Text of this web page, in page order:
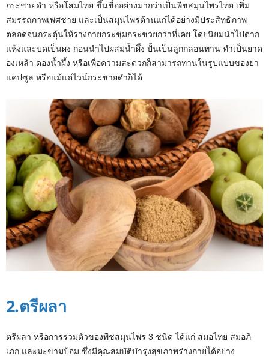
กระชายดำ หรือโสมไทย ขึ้นชื่ออย่างมากว่าเป็นพืชสมุนไพรไทย เพิ่ม
สมรรถภาพเพศชาย และเป็นสมุนไพรต้านแก่ได้อย่างมีประสิทธิภาพ
ตลอดจนกระตุ้นให้ร่างกายกระชุ่มกระชวยกว่าที่เคย โดยนิยมนำไปตาก
แห้งและบดเป็นผง ก่อนนำไปผสมน้ำผึ้ง ปั้นเป็นลูกกลอนทาน ทำเป็นยาด
องเหล้า ดองน้ำผึ้ง หรือเพื่อความสะดวกก็สามารถทานในรูปแบบของยา
แคปซูล หรือแม้แต่ไวน์กระชายดำก็ได้
2.ตรีผลา
ตรีผลา หรือการรวมตัวของพืชสมุนไพร 3 ชนิด ได้แก่ สมอไทย สมอภิ
เภก และมะขามป้อม ซึ่งมีคุณสมบัติบำรุงสุขภาพร่างกายได้อย่าง